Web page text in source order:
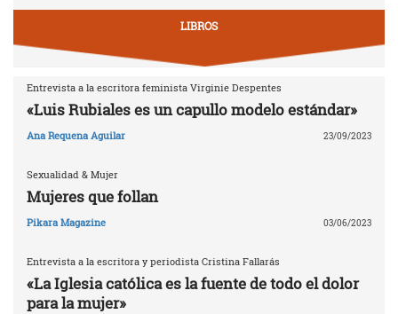
LIBROS
Entrevista a la escritora feminista Virginie Despentes
«Luis Rubiales es un capullo modelo estándar»
Ana Requena Aguilar 23/09/2023
Sexualidad & Mujer
Mujeres que follan
Pikara Magazine 03/06/2023
Entrevista a la escritora y periodista Cristina Fallarás
«La Iglesia católica es la fuente de todo el dolor
para la mujer»